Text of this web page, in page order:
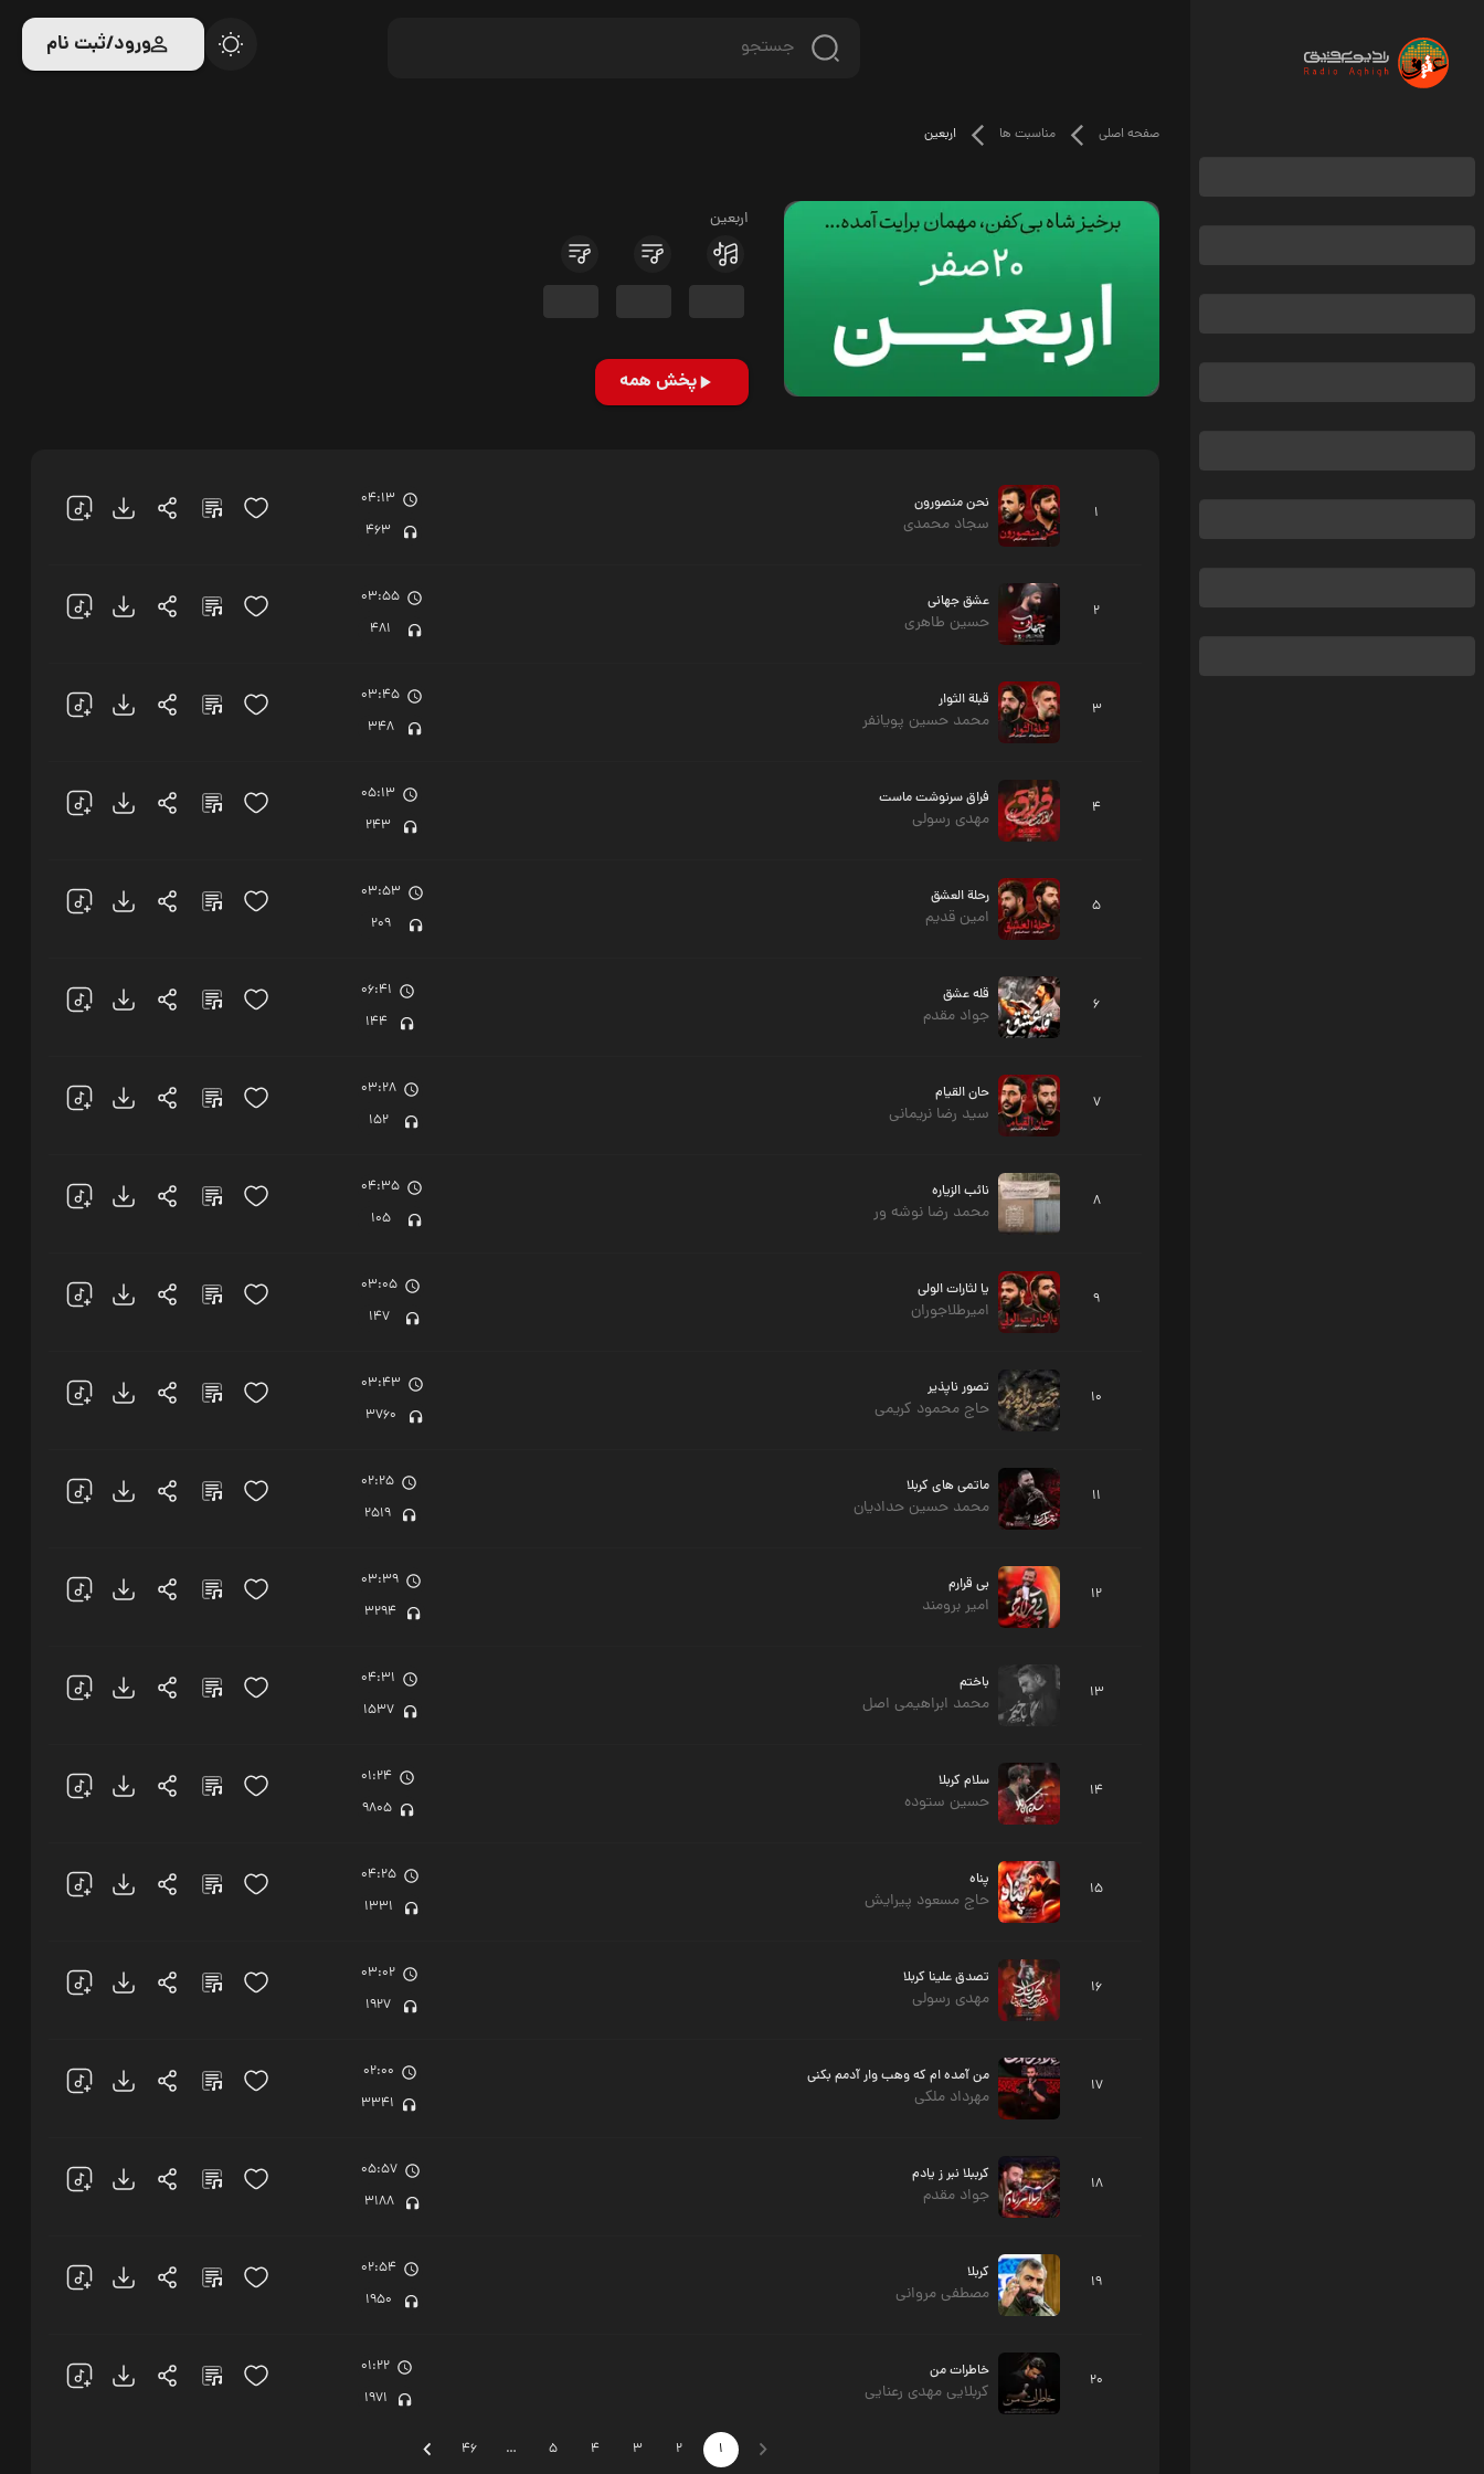
ورود/ثبت نام
صفحه اصلی مناسبت ها اربعین
اربعین
پخش همه
1 نحن منصورون
سجاد محمدی
04:13
463
2 عشق جهانی
حسین طاهری
03:55
481
3 قبلة الثوار
محمد حسین پویانفر
03:45
348
4 فراق سرنوشت ماست
مهدی رسولی
05:13
243
5 رحلة العشق
امین قدیم
03:53
209
6 قله عشق
جواد مقدم
06:41
144
7 حان القیام
سید رضا نریمانی
03:28
152
8 نائب الزیاره
محمد رضا نوشه ور
04:35
105
9 یا لثارات الولی
امیرطلاجوران
03:05
147
10 تصور ناپذیر
حاج محمود کریمی
03:43
3760
11 ماتمی های کربلا
محمد حسین حدادیان
02:25
2519
12 بی قرارم
امیر برومند
03:39
3294
13 باختم
محمد ابراهیمی اصل
04:31
1537
14 سلام کربلا
حسین ستوده
01:24
9805
15 پناه
حاج مسعود پیرایش
04:25
1331
16 تصدق علینا کربلا
مهدی رسولی
03:02
1927
17 من آمده ام که وهب وار آدمم بکنی
مهرداد ملکی
02:00
3341
18 کرببلا نبر ز یادم
جواد مقدم
05:57
3188
19 کربلا
مصطفی مروانی
02:54
1950
20 خاطرات من
کربلایی مهدی رعنایی
01:22
1971
1
2
3
4
5
…
46